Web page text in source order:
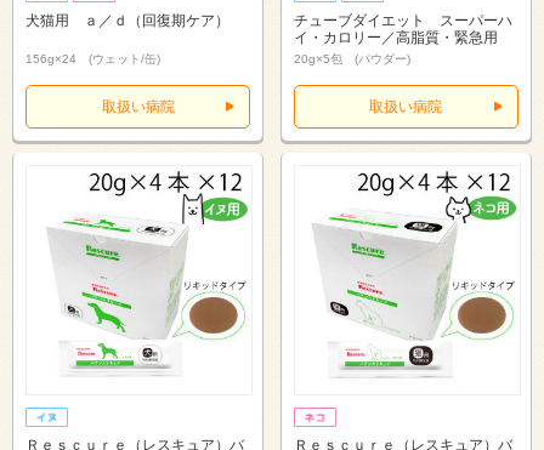
犬猫用 ａ／ｄ（回復期ケア）
156g×24 (ウェット/缶)
取扱い病院
チューブダイエット スーパーハ
イ・カロリー／高脂質・緊急用
20g×5包 (パウダー)
取扱い病院
Ｒｅｓｃｕｒｅ（レスキュア）バ
Ｒｅｓｃｕｒｅ（レスキュア）バ